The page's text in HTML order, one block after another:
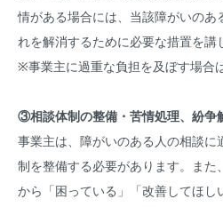
情がある場合には、当該障がいのあ
れを解消するために必要な措置を講
※事業主に過重な負担を及ぼす場合
③相談体制の整備・苦情処理、紛争
事業主は、障がいのある人の相談に
制を整備する必要があります。また
から「困っている」「改善してほし